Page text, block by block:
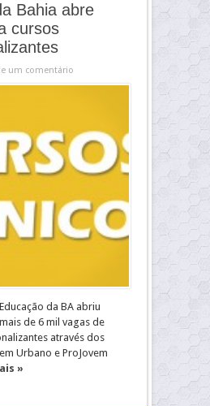
Bahia abre
cursos
um comentário
da BA abriu
de 6 mil vagas de
através dos
Urbano e ProJovem
»